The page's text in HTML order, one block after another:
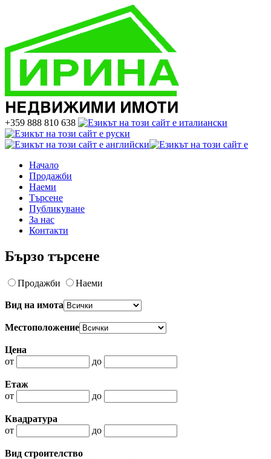
+359 888 810 638
Начало
Продажби
Наеми
Търсене
Публикуване
За нас
Контакти
Бързо търсене
Продажби Наеми
Вид на имота
Местоположение
Цена
от
до
Етаж
от
до
Квадратура
от
до
Вид строителство